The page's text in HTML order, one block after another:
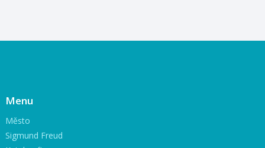
Menu
Město
Sigmund Freud